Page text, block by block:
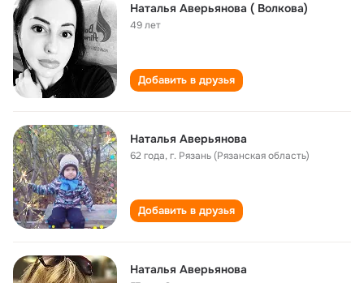
Наталья Аверьянова ( Волкова)
49 лет
Добавить в друзья
Наталья Аверьянова
62 года,г. Рязань (Рязанская область)
Добавить в друзья
Наталья Аверьянова